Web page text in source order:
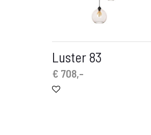
Luster 83
€ 708,-